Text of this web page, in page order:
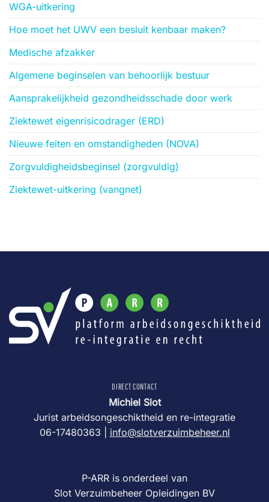
WGA-uitkering
Hoe moet het UWV een besluit kenbaar maken?
Medische afzakker
Algemene beginselen van behoorlijk bestuur
Aansprakelijkheid gezondheidsschade door werk
Ziektewet eigenrisicodrager (ERD)
Nieuwe feiten en omstandigheden (NOVA)
Zorgvuldigheidsbeginsel (zorgvuldig)
Ziektewet-uitkering (vangnet)
DIRECT CONTACT
Michiel Slot
Jurist arbeidsongeschiktheid en re-integratie
06-17480363 | info@slotverzuimbeheer.nl
P-ARR is onderdeel van
Slot Verzuimbeheer Opleidingen BV